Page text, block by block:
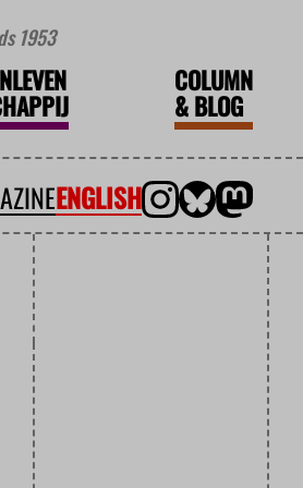
1953
COLUMN
&BLOG
ENGLISH